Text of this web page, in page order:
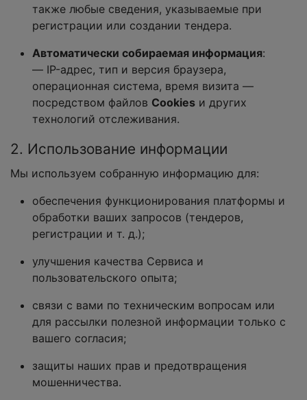
также любые сведения, указываемые при
регистрации или создании тендера.
Автоматически собираемая информация:
— IP-адрес, тип и версия браузера,
операционная система, время визита —
посредством файлов Cookies и других
технологий отслеживания.
2. Использование информации
Мы используем собранную информацию для:
обеспечения функционирования платформы и
обработки ваших запросов (тендеров,
регистрации и т. д.);
улучшения качества Сервиса и
пользовательского опыта;
связи с вами по техническим вопросам или
для рассылки полезной информации только с
вашего согласия;
защиты наших прав и предотвращения
мошенничества.